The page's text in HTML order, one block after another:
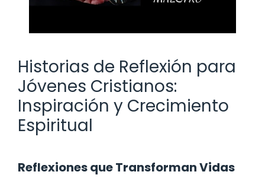
Historias de Reflexión para
Jóvenes Cristianos:
Inspiración y Crecimiento
Espiritual
Reflexiones que Transforman Vidas